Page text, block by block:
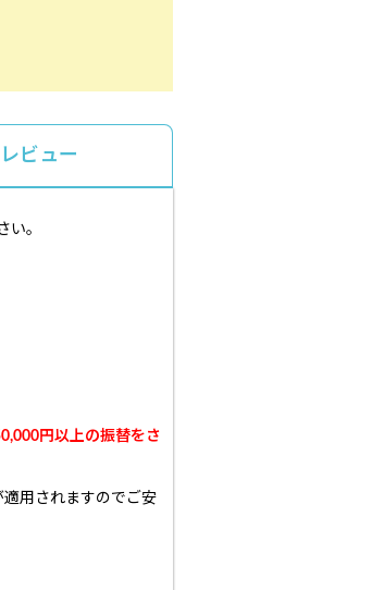
レビュー
い。
円以上の振替をさ
用されますのでご安